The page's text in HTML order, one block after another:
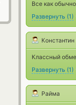
Все как
Развернуть (1)
Константин
Классный
Развернуть (1)
Райма